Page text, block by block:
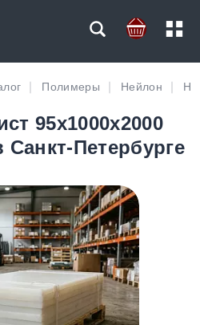
Полимеры Нейлон
95х1000х2000
Петербурге